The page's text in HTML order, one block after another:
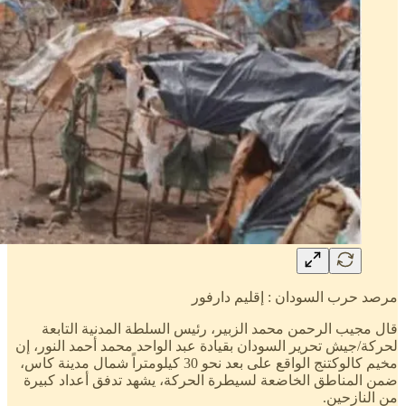
مرصد حرب السودان : إقليم دارفور
قال مجيب الرحمن محمد الزبير، رئيس السلطة المدنية التابعة
لحركة/جيش تحرير السودان بقيادة عبد الواحد محمد أحمد النور، إن
مخيم كالوكتنج الواقع على بعد نحو 30 كيلومتراً شمال مدينة كاس،
ضمن المناطق الخاضعة لسيطرة الحركة، يشهد تدفق أعداد كبيرة
من النازحين.